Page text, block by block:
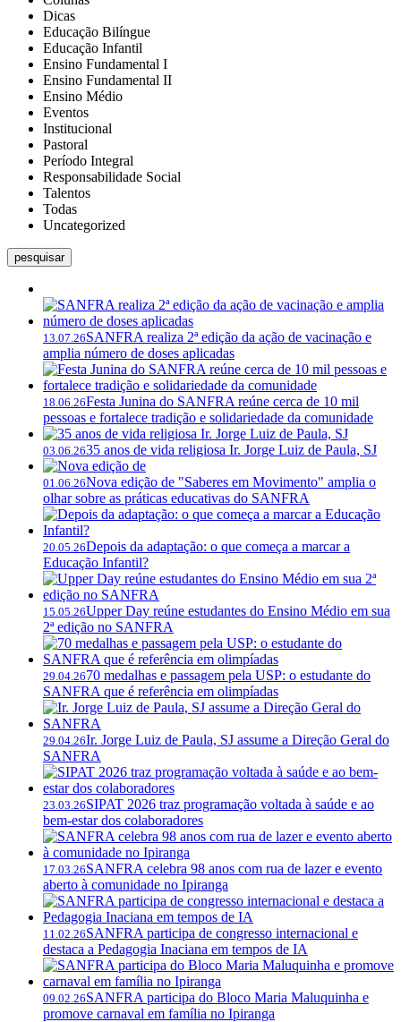
Dicas
Educação Bilíngue
Educação Infantil
Ensino Fundamental I
Ensino Fundamental II
Ensino Médio
Eventos
Institucional
Pastoral
Período Integral
Responsabilidade Social
Talentos
Todas
Uncategorized
pesquisar
13.07.26SANFRA realiza 2ª edição da ação de vacinação e
amplia número de doses aplicadas
18.06.26Festa Junina do SANFRA reúne cerca de 10 mil
pessoas e fortalece tradição e solidariedade da comunidade
03.06.2635 anos de vida religiosa Ir. Jorge Luiz de Paula, SJ
01.06.26Nova edição de "Saberes em Movimento" amplia o
olhar sobre as práticas educativas do SANFRA
20.05.26Depois da adaptação: o que começa a marcar a
Educação Infantil?
15.05.26Upper Day reúne estudantes do Ensino Médio em sua
2ª edição no SANFRA
29.04.2670 medalhas e passagem pela USP: o estudante do
SANFRA que é referência em olimpíadas
29.04.26Ir. Jorge Luiz de Paula, SJ assume a Direção Geral do
SANFRA
23.03.26SIPAT 2026 traz programação voltada à saúde e ao
bem-estar dos colaboradores
17.03.26SANFRA celebra 98 anos com rua de lazer e evento
aberto à comunidade no Ipiranga
11.02.26SANFRA participa de congresso internacional e
destaca a Pedagogia Inaciana em tempos de IA
09.02.26SANFRA participa do Bloco Maria Maluquinha e
promove carnaval em família no Ipiranga